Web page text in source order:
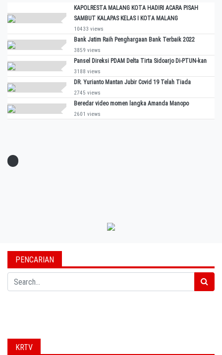
KAPOLRESTA MALANG KOTA HADIRI ACARA PISAH
SAMBUT KALAPAS KELAS I KOTA MALANG
10433 views
Bank Jatim Raih Penghargaan Bank Terbaik 2022
3859 views
Pansel Direksi PDAM Delta Tirta Sidoarjo Di-PTUN-kan
3188 views
DR. Yurianto Mantan Jubir Covid 19 Telah Tiada
2745 views
Beredar video momen langka Amanda Manopo
2601 views
PENCARIAN
Search
KRTV